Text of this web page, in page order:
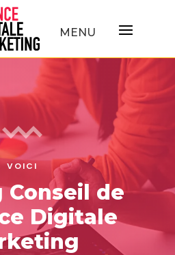
VOICI
Conseil de
Digitale